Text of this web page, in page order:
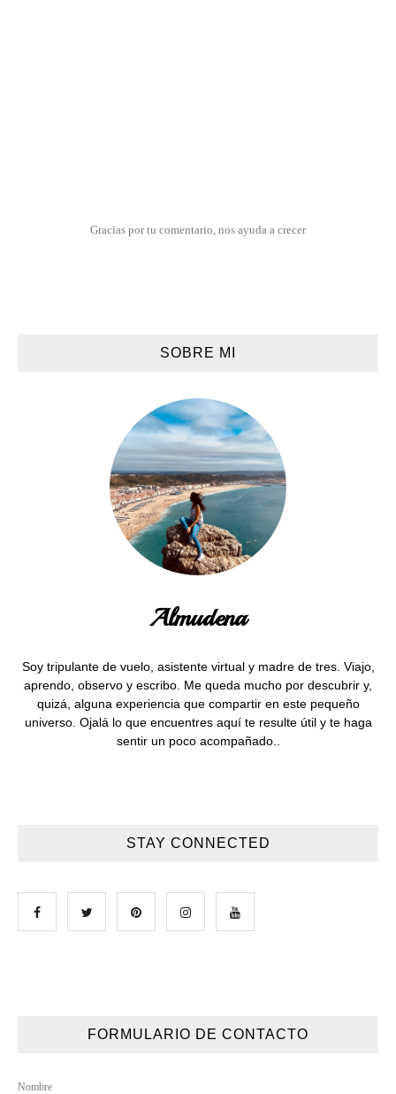
Gracias por tu comentario, nos ayuda a crecer
SOBRE MI
Almudena
Soy tripulante de vuelo, asistente virtual y madre de tres. Viajo,
aprendo, observo y escribo. Me queda mucho por descubrir y,
quizá, alguna experiencia que compartir en este pequeño
universo. Ojalá lo que encuentres aquí te resulte útil y te haga
sentir un poco acompañado..
STAY CONNECTED
FORMULARIO DE CONTACTO
Nombre